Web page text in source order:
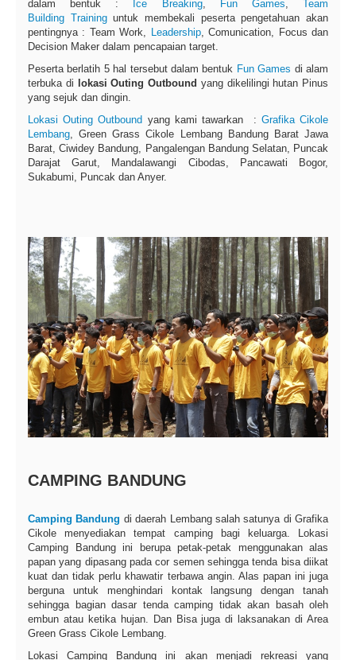
dalam bentuk :
Ice Breaking, Fun Games,Team
Building Traininguntuk membekali peserta pengetahuan akan
pentingnya : Team Work, Leadership, Comunication, Focus dan
Decision Maker dalam pencapaian target.
Peserta berlatih 5 hal tersebut dalam bentuk Fun Games di alam
terbuka di
lokasi Outing Outbound yang dikelilingi hutan Pinus
yang sejuk dan dingin.
Lokasi Outing Outbound yang kami tawarkan : Grafika Cikole
Lembang, Green Grass Cikole Lembang Bandung Barat Jawa
Barat, Ciwidey Bandung, Pangalengan Bandung Selatan, Puncak
Darajat Garut, Mandalawangi Cibodas, Pancawati Bogor,
Sukabumi, Puncak dan Anyer.
CAMPING BANDUNG
Camping Bandung di daerah Lembang salah satunya di Grafika
Cikole menyediakan tempat camping bagi keluarga. Lokasi
Camping Bandung ini berupa petak-petak menggunakan alas
papan yang dipasang pada cor semen sehingga tenda bisa diikat
kuat dan tidak perlu khawatir terbawa angin. Alas papan ini juga
berguna untuk menghindari kontak langsung dengan tanah
sehingga bagian dasar tenda camping tidak akan basah oleh
embun atau ketika hujan. Dan Bisa juga di laksanakan di Area
Green Grass Cikole Lembang.
Lokasi Camping Bandung ini akan menjadi rekreasi yang